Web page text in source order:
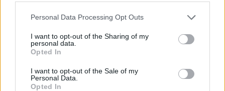
Personal Data Processing Opt Outs
I want to opt-out of the Sharing of my
personal data.
Opted In
I want to opt-out of the Sale of my
Personal Data.
Opted In